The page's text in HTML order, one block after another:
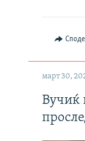
март 30,
Вучиќ